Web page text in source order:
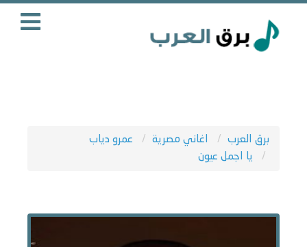
برق العرب اغاني مصرية
عمرو دياب
يا اجمل عيون